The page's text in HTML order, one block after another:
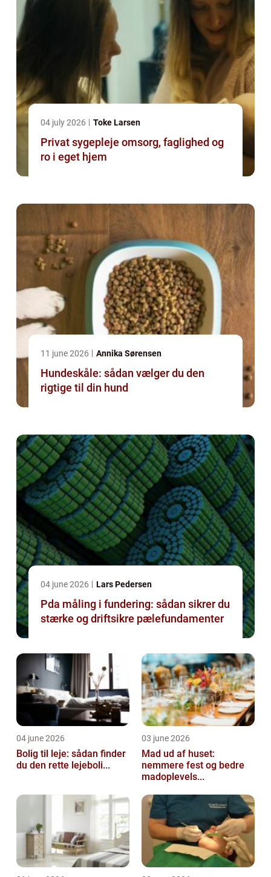
04 july 2026 Toke Larsen
Privat sygepleje omsorg, faglighed og
ro i eget hjem
11 june 2026 Annika Sørensen
Hundeskåle: sådan vælger du den
rigtige til din hund
04 june 2026 Lars Pedersen
Pda måling i fundering: sådan sikrer du
stærke og driftsikre pælefundamenter
04 june 2026
Bolig til leje: sådan finder
du den rette lejeboli...
03 june 2026
Mad ud af huset:
nemmere fest og bedre
madoplevels...